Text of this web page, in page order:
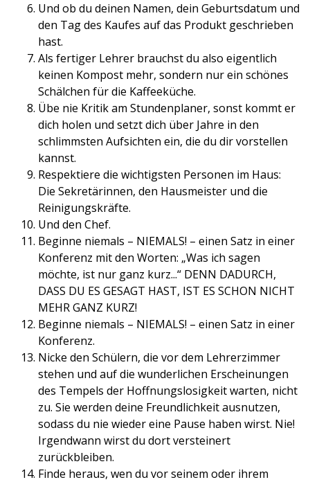
Und ob du deinen Namen, dein Geburtsdatum und
den Tag des Kaufes auf das Produkt geschrieben
hast.
Als fertiger Lehrer brauchst du also eigentlich
keinen Kompost mehr, sondern nur ein schönes
Schälchen für die Kaffeeküche.
Übe nie Kritik am Stundenplaner, sonst kommt er
dich holen und setzt dich über Jahre in den
schlimmsten Aufsichten ein, die du dir vorstellen
kannst.
Respektiere die wichtigsten Personen im Haus:
Die Sekretärinnen, den Hausmeister und die
Reinigungskräfte.
Und den Chef.
Beginne niemals – NIEMALS! – einen Satz in einer
Konferenz mit den Worten: „Was ich sagen
möchte, ist nur ganz kurz...“ DENN DADURCH,
DASS DU ES GESAGT HAST, IST ES SCHON NICHT
MEHR GANZ KURZ!
Beginne niemals – NIEMALS! – einen Satz in einer
Konferenz.
Nicke den Schülern, die vor dem Lehrerzimmer
stehen und auf die wunderlichen Erscheinungen
des Tempels der Hoffnungslosigkeit warten, nicht
zu. Sie werden deine Freundlichkeit ausnutzen,
sodass du nie wieder eine Pause haben wirst. Nie!
Irgendwann wirst du dort versteinert
zurückbleiben.
Finde heraus, wen du vor seinem oder ihrem